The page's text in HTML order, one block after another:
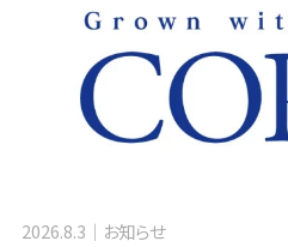
2026.8.3 お知らせ